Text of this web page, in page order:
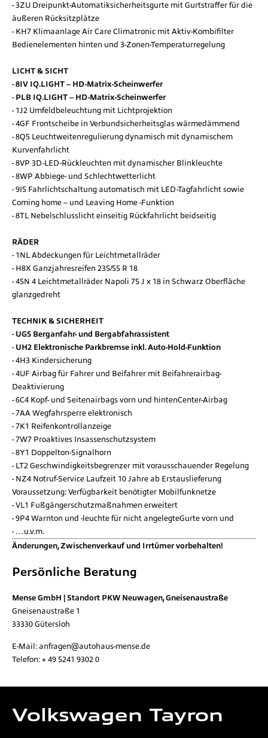
3ZU Dreipunkt-Automatiksicherheitsgurte mit Gurtstraffer für die
äußeren Rücksitzplätze
KH7 Klimaanlage Air Care Climatronic mit Aktiv-Kombifilter
Bedienelementen hinten und 3-Zonen-Temperaturregelung
LICHT & SICHT
8IV IQ.LIGHT – HD-Matrix-Scheinwerfer
PLB IQ.LIGHT – HD-Matrix-Scheinwerfer
1J2 Umfeldbeleuchtung mit Lichtprojektion
4GF Frontscheibe in Verbundsicherheitsglas wärmedämmend
8Q5 Leuchtweitenregulierung dynamisch mit dynamischem
Kurvenfahrlicht
8VP 3D-LED-Rückleuchten mit dynamischer Blinkleuchte
8WP Abbiege- und Schlechtwetterlicht
9I5 Fahrlichtschaltung automatisch mit LED-Tagfahrlicht sowie
Coming home – und Leaving Home -Funktion
8TL Nebelschlusslicht einseitig Rückfahrlicht beidseitig
RÄDER
1NL Abdeckungen für Leichtmetallräder
H8X Ganzjahresreifen 235/55 R 18
45N 4 Leichtmetallräder Napoli 75 J x 18 in Schwarz Oberfläche
glanzgedreht
TECHNIK & SICHERHEIT
UG5 Berganfahr- und Bergabfahrassistent
UH2 Elektronische Parkbremse inkl. Auto-Hold-Funktion
4H3 Kindersicherung
4UF Airbag für Fahrer und Beifahrer mit Beifahrerairbag-
Deaktivierung
6C4 Kopf- und Seitenairbags vorn und hintenCenter-Airbag
7AA Wegfahrsperre elektronisch
7K1 Reifenkontrollanzeige
7W7 Proaktives Insassenschutzsystem
8Y1 Doppelton-Signalhorn
LT2 Geschwindigkeitsbegrenzer mit vorausschauender Regelung
NZ4 Notruf-Service Laufzeit 10 Jahre ab Erstauslieferung
Voraussetzung: Verfügbarkeit benötigter Mobilfunknetze
VL1 Fußgängerschutzmaßnahmen erweitert
9P4 Warnton und -leuchte für nicht angelegteGurte vorn und
…u.v.m.
Änderungen, Zwischenverkauf und Irrtümer vorbehalten!
Persönliche Beratung
Mense GmbH | Standort PKW Neuwagen, Gneisenaustraße
Gneisenaustraße 1
33330 Gütersloh
E-Mail: anfragen@autohaus-mense.de
Telefon: + 49 5241 9302 0
Volkswagen Tayron